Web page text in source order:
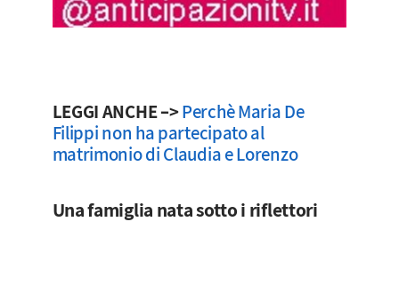
LEGGI ANCHE –>Perchè Maria De
Filippi non ha partecipato al
matrimonio di Claudia e Lorenzo
Una famiglia nata sotto i riflettori